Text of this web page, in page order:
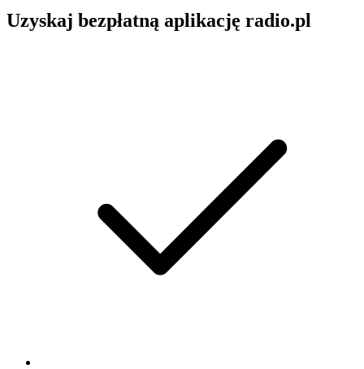
Uzyskaj bezpłatną aplikację radio.pl